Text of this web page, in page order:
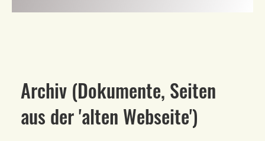
Archiv (Dokumente, Seiten
aus der 'alten Webseite')